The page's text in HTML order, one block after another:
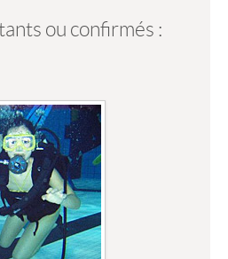
ou confirmés :